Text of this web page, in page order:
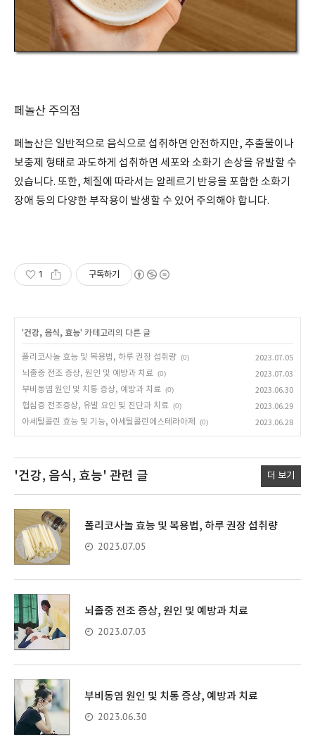
페놀산 주의점
페놀산은 일반적으로 음식으로 섭취하면 안전하지만, 추출물이나
보충제 형태로 과도하게 섭취하면 세포와 소화기 손상을 유발할 수
있습니다. 또한, 체질에 따라서는 알레르기 반응을 포함한 소화기
장애 등의 다양한 부작용이 발생할 수 있어 주의해야 합니다.
1 구독하기
'건강, 음식, 효능' 카테고리의 다른 글
폴리코사놀 효능 및 복용법, 하루 권장 섭취량 (0)
2023.07.05
뇌졸중 전조 증상, 원인 및 예방과 치료 (0)
2023.07.03
부비동염 원인 및 치통 증상, 예방과 치료 (0)
2023.06.30
협심증 전조증상, 유발 요인 및 진단과 치료 (0)
2023.06.29
아세틸콜린 효능 및 기능, 아세틸콜린에스테라아제
(0) 2023.06.28
'건강, 음식, 효능' 관련 글 더 보기
폴리코사놀 효능 및 복용법, 하루 권장 섭취량
2023.07.05
뇌졸중 전조 증상, 원인 및 예방과 치료
2023.07.03
부비동염 원인 및 치통 증상, 예방과 치료
2023.06.30